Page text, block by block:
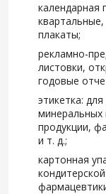
календарная
плакаты;
рекламно-
листовки,
годовые
этикетка:
минеральных
продукции,
и т. д.;
картонная